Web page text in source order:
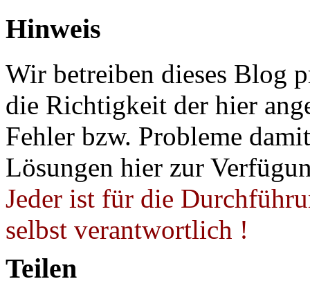
Hinweis
Wir betreiben dieses Blog
die Richtigkeit der hier
Fehler bzw. Probleme
Lösungen hier zur
Jeder ist für die
selbst verantwortlich !
Teilen